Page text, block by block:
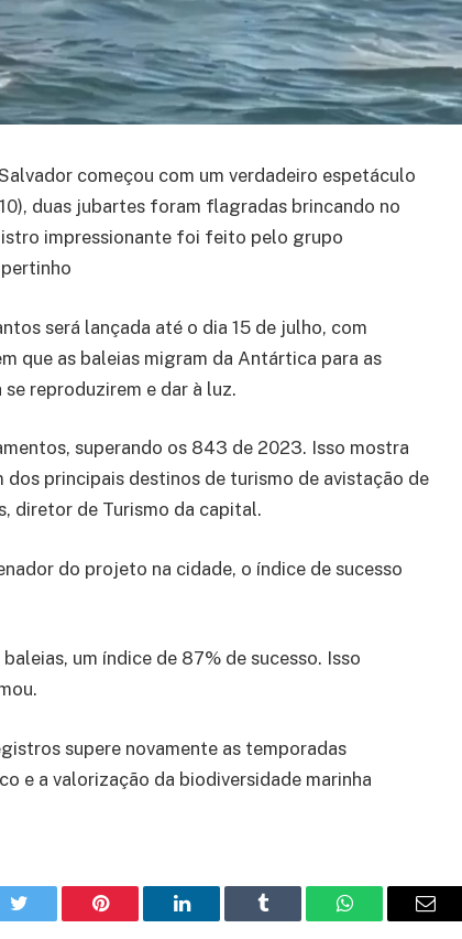
começou com um verdadeiro espetáculo
duas jubartes foram flagradas brincando no
impressionante foi feito pelo grupo
será lançada até o dia 15 de julho, com
que as baleias migram da Antártica para as
reproduzirem e dar à luz.
superando os 843 de 2023. Isso mostra
principais destinos de turismo de avistação de
diretor de Turismo da capital.
do projeto na cidade, o índice de sucesso
um índice de 87% de sucesso. Isso
supere novamente as temporadas
e a valorização da biodiversidade marinha
Twitter Pinterest LinkedIn Tumblr WhatsAppE-